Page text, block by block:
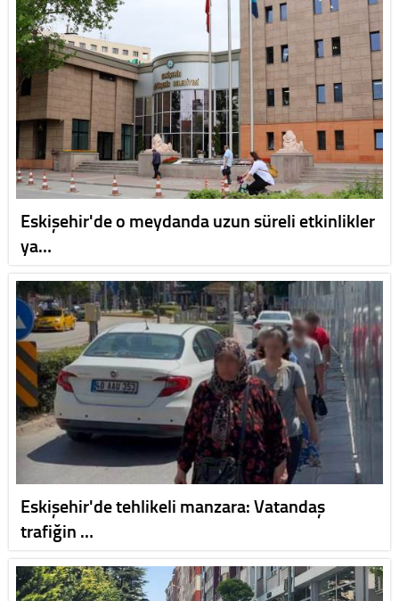
Eskişehir'de o meydanda uzun süreli etkinlikler
ya…
Eskişehir'de tehlikeli manzara: Vatandaş
trafiğin …